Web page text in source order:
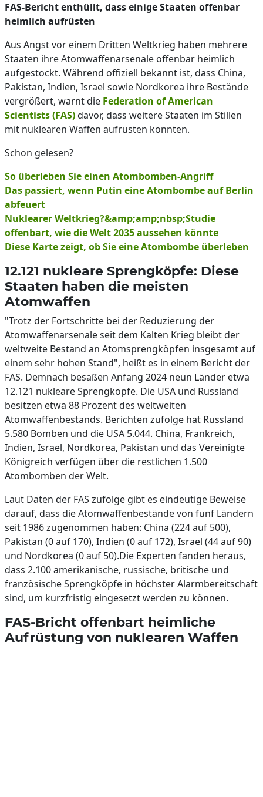
FAS-Bericht enthüllt, dass einige Staaten offenbar
heimlich aufrüsten
Aus Angst vor einem Dritten Weltkrieg haben mehrere
Staaten ihre Atomwaffenarsenale offenbar heimlich
aufgestockt. Während offiziell bekannt ist, dass China,
Pakistan, Indien, Israel sowie Nordkorea ihre Bestände
vergrößert, warnt die Federation of American
Scientists (FAS)davor, dass weitere Staaten im Stillen
mit nuklearen Waffen aufrüsten könnten.
Schon gelesen?
So überleben Sie einen Atombomben-Angriff
Das passiert, wenn Putin eine Atombombe auf Berlin
abfeuert
Nuklearer Weltkrieg?&amp;amp;nbsp;Studie
offenbart, wie die Welt 2035 aussehen könnte
Diese Karte zeigt, ob Sie eine Atombombe überleben
12.121 nukleare Sprengköpfe: Diese
Staaten haben die meisten
Atomwaffen
"Trotz der Fortschritte bei der Reduzierung der
Atomwaffenarsenale seit dem Kalten Krieg bleibt der
weltweite Bestand an Atomsprengköpfen insgesamt auf
einem sehr hohen Stand", heißt es in einem Bericht der
FAS. Demnach besaßen Anfang 2024 neun Länder etwa
12.121 nukleare Sprengköpfe. Die USA und Russland
besitzen etwa 88 Prozent des weltweiten
Atomwaffenbestands. Berichten zufolge hat Russland
5.580 Bomben und die USA 5.044. China, Frankreich,
Indien, Israel, Nordkorea, Pakistan und das Vereinigte
Königreich verfügen über die restlichen 1.500
Atombomben der Welt.
Laut Daten der FAS zufolge gibt es eindeutige Beweise
darauf, dass die Atomwaffenbestände von fünf Ländern
seit 1986 zugenommen haben: China (224 auf 500),
Pakistan (0 auf 170), Indien (0 auf 172), Israel (44 auf 90)
und Nordkorea (0 auf 50).Die Experten fanden heraus,
dass 2.100 amerikanische, russische, britische und
französische Sprengköpfe in höchster Alarmbereitschaft
sind, um kurzfristig eingesetzt werden zu können.
FAS-Bricht offenbart heimliche
Aufrüstung von nuklearen Waffen